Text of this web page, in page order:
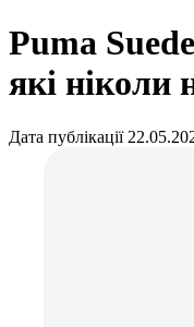
Puma
які ніколи
Дата публікації